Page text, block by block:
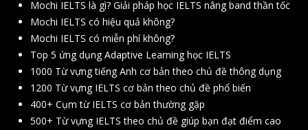
Mochi IELTS là gì? Giải pháp học IELTS nâng band thần tốc
Mochi IELTS có hiệu quả không?
Mochi IELTS có miễn phí không?
Top 5 ứng dụng Adaptive Learning học IELTS
1000 Từ vựng tiếng Anh cơ bản theo chủ đề thông dụng
1200 Từ vựng IELTS cơ bản theo chủ đề phổ biến
400+ Cụm từ IELTS cơ bản thường gặp
500+ Từ vựng IELTS theo chủ đề giúp bạn đạt điểm cao